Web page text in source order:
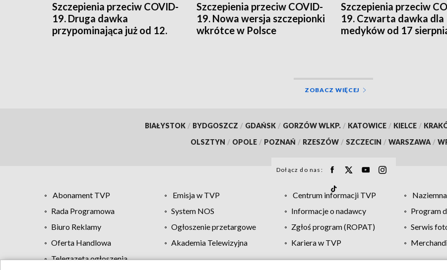
Szczepienia przeciw COVID-
19. Druga dawka
przypominająca już od 12.
Szczepienia przeciw COVID-
19. Nowa wersja szczepionki
wkrótce w Polsce
Szczepienia przeciw
19. Czwarta dawka dla
medyków od 17
ZOBACZ WIĘCEJ
BIAŁYSTOK / BYDGOSZCZ / GDAŃSK / GORZÓW WLKP. / KATOWICE / KIELCE /
OLSZTYN / OPOLE / POZNAŃ / RZESZÓW / SZCZECIN / WARSZAWA /
Dołącz do nas:
Abonament TVP Emisja w TVP Centrum informacji TVP
Rada Programowa
System NOS Informacje o nadawcy
Program
Biuro Reklamy
Ogłoszenie przetargowe Zgłoś program (ROPAT)
Serwis
Oferta Handlowa
Akademia Telewizyjna Kariera w TVP
Telegazeta ogłoszenia